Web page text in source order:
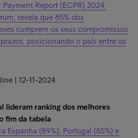
Report (ECPR) 2024,
revela que 85% dos
cumprem os seus compromissos
posicionando o país entre os
| 12-11-2024
lideram ranking dos melhores
fim da tabela
Espanha (89%), Portugal (85%) e